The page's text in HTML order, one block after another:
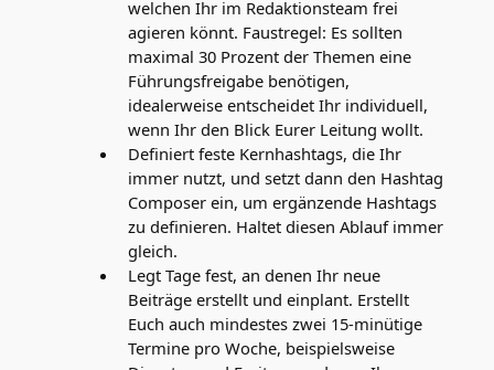
welchen Ihr im Redaktionsteam frei
agieren könnt. Faustregel: Es sollten
maximal 30 Prozent der Themen eine
Führungsfreigabe benötigen,
idealerweise entscheidet Ihr individuell,
wenn Ihr den Blick Eurer Leitung wollt.
Definiert feste Kernhashtags, die Ihr
immer nutzt, und setzt dann den Hashtag
Composer ein, um ergänzende Hashtags
zu definieren. Haltet diesen Ablauf immer
gleich.
Legt Tage fest, an denen Ihr neue
Beiträge erstellt und einplant. Erstellt
Euch auch mindestes zwei 15-minütige
Termine pro Woche, beispielsweise